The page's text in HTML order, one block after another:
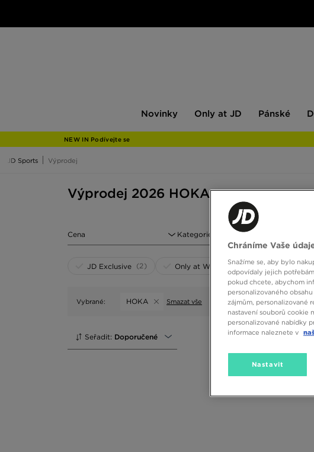
Novinky
JD
Only at JD Pánské
NEW IN Podívejte se
JD Sports Výprodej
Výprodej 2026 HOKA
Cena Kategorie
JD Exclusive (2) Only at WEB (0) SALE (11)
Vybrané: HOKA Smazat vše
Seřadit: Doporučené
Chráníme Vaše
Snažíme se, aby bylo
odpovídaly jejich
pokud chcete, abychom
personalizovaného
zájmům, personalizované
nastavení souborů cookie
personalizované nabídky
informace naleznete v
Nastavit